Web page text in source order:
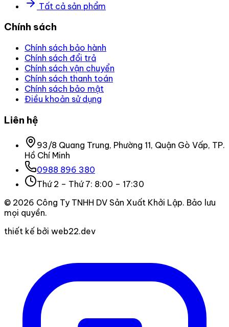
Tất cả sản phẩm
Chính sách
Chính sách bảo hành
Chính sách đổi trả
Chính sách vận chuyển
Chính sách thanh toán
Chính sách bảo mật
Điều khoản sử dụng
Liên hệ
93/8 Quang Trung, Phường 11, Quận Gò Vấp, TP.
Hồ Chí Minh
0988 896 380
Thứ 2 – Thứ 7: 8:00 – 17:30
© 2026 Công Ty TNHH DV Sản Xuất Khởi Lập. Bảo lưu
mọi quyền.
thiết kế bởi web22.dev